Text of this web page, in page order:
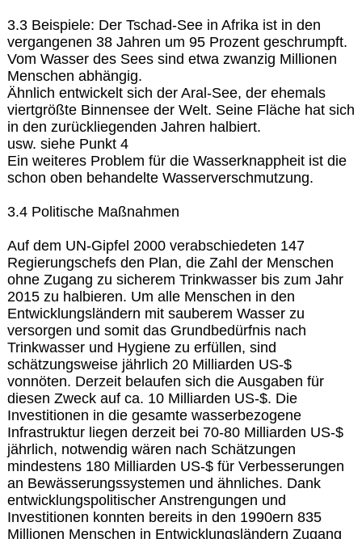
3.3 Beispiele: Der Tschad-See in Afrika ist in den
vergangenen 38 Jahren um 95 Prozent geschrumpft.
Vom Wasser des Sees sind etwa zwanzig Millionen
Menschen abhängig.
Ähnlich entwickelt sich der Aral-See, der ehemals
viertgrößte Binnensee der Welt. Seine Fläche hat sich
in den zurückliegenden Jahren halbiert.
usw. siehe Punkt 4
Ein weiteres Problem für die Wasserknappheit ist die
schon oben behandelte Wasserverschmutzung.
3.4 Politische Maßnahmen
Auf dem UN-Gipfel 2000 verabschiedeten 147
Regierungschefs den Plan, die Zahl der Menschen
ohne Zugang zu sicherem Trinkwasser bis zum Jahr
2015 zu halbieren. Um alle Menschen in den
Entwicklungsländern mit sauberem Wasser zu
versorgen und somit das Grundbedürfnis nach
Trinkwasser und Hygiene zu erfüllen, sind
schätzungsweise jährlich 20 Milliarden US-$
vonnöten. Derzeit belaufen sich die Ausgaben für
diesen Zweck auf ca. 10 Milliarden US-$. Die
Investitionen in die gesamte wasserbezogene
Infrastruktur liegen derzeit bei 70-80 Milliarden US-$
jährlich, notwendig wären nach Schätzungen
mindestens 180 Milliarden US-$ für Verbesserungen
an Bewässerungssystemen und ähnliches. Dank
entwicklungspolitischer Anstrengungen und
Investitionen konnten bereits in den 1990ern 835
Millionen Menschen in Entwicklungsländern Zugang